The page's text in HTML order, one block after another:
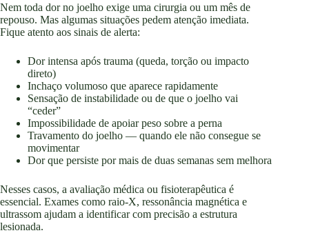
Nem toda dor no joelho exige uma cirurgia ou um mês de
repouso. Mas algumas situações pedem atenção imediata.
Fique atento aos sinais de alerta:
Dor intensa após trauma (queda, torção ou impacto
direto)
Inchaço volumoso que aparece rapidamente
Sensação de instabilidade ou de que o joelho vai
“ceder”
Impossibilidade de apoiar peso sobre a perna
Travamento do joelho — quando ele não consegue se
movimentar
Dor que persiste por mais de duas semanas sem melhora
Nesses casos, a avaliação médica ou fisioterapêutica é
essencial. Exames como raio-X, ressonância magnética e
ultrassom ajudam a identificar com precisão a estrutura
lesionada.